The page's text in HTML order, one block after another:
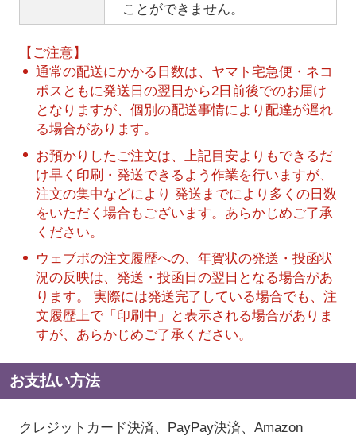
ことができません。
【ご注意】
通常の配送にかかる日数は、ヤマト宅急便・ネコ
ポスともに発送日の翌日から2日前後でのお届け
となりますが、個別の配送事情により配達が遅れ
る場合があります。
お預かりしたご注文は、上記目安よりもできるだ
け早く印刷・発送できるよう作業を行いますが、
注文の集中などにより 発送までにより多くの日数
をいただく場合もございます。あらかじめご了承
ください。
ウェブポの注文履歴への、年賀状の発送・投函状
況の反映は、発送・投函日の翌日となる場合があ
ります。 実際には発送完了している場合でも、注
文履歴上で「印刷中」と表示される場合がありま
すが、あらかじめご了承ください。
お支払い方法
クレジットカード決済、PayPay決済、Amazon